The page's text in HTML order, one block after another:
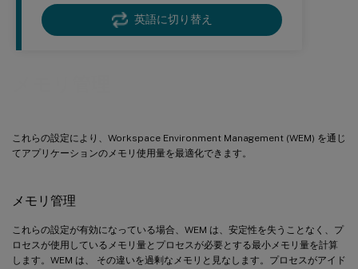
英語に切り替え
これらの設定により、Workspace Environment Management (WEM) を通じ
てアプリケーションのメモリ使用量を最適化できます。
メモリ管理
これらの設定が有効になっている場合、WEM は、安定性を失うことなく、プ
ロセスが使用しているメモリ量とプロセスが必要とする最小メモリ量を計算
します。WEM は、 その違いを過剰なメモリと見なします。プロセスがアイド